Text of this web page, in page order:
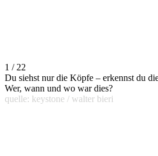
1 / 22
Du siehst nur die Köpfe – erkennst du
Wer, wann und wo war dies?
quelle: keystone / walter bieri